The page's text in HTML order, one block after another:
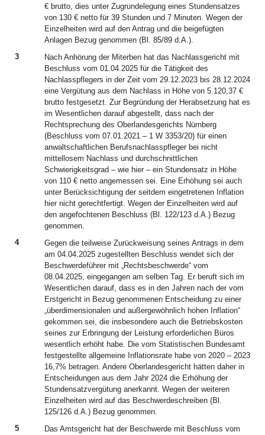
€ brutto, dies unter Zugrundelegung eines Stundensatzes
von 130 € netto für 39 Stunden und 7 Minuten. Wegen der
Einzelheiten wird auf den Antrag und die beigefügten
Anlagen Bezug genommen (Bl. 85/89 d.A.).
3
Nach Anhörung der Miterben hat das Nachlassgericht mit
Beschluss vom 01.04.2025 für die Tätigkeit des
Nachlasspflegers in der Zeit vom 29.12.2023 bis 28.12.2024
eine Vergütung aus dem Nachlass in Höhe von 5.120,37 €
brutto festgesetzt. Zur Begründung der Herabsetzung hat es
im Wesentlichen darauf abgestellt, dass nach der
Rechtsprechung des Oberlandesgerichts Nürnberg
(Beschluss vom 07.01.2021 – 1 W 3353/20) für einen
anwaltschaftlichen Berufsnachlasspfleger bei nicht
mittellosem Nachlass und durchschnittlichen
Schwierigkeitsgrad – wie hier – ein Stundensatz in Höhe
von 110 € netto angemessen sei. Eine Erhöhung sei auch
unter Berücksichtigung der seitdem eingetretenen Inflation
hier nicht gerechtfertigt. Wegen der Einzelheiten wird auf
den angefochtenen Beschluss (Bl. 122/123 d.A.) Bezug
genommen.
4
Gegen die teilweise Zurückweisung seines Antrags in dem
am 04.04.2025 zugestellten Beschluss wendet sich der
Beschwerdeführer mit „Rechtsbeschwerde“ vom
08.04.2025, eingegangen am selben Tag. Er beruft sich im
Wesentlichen darauf, dass es in den Jahren nach der vom
Erstgericht in Bezug genommenen Entscheidung zu einer
„überdimensionalen und außergewöhnlich hohen Inflation“
gekommen sei, die insbesondere auch die Betriebskosten
seines zur Erbringung der Leistung erforderlichen Büros
wesentlich erhöht habe. Die vom Statistischen Bundesamt
festgestellte allgemeine Inflationsrate habe von 2020 – 2023
16,7% betragen. Andere Oberlandesgericht hätten daher in
Entscheidungen aus dem Jahr 2024 die Erhöhung der
Stundensatzvergütung anerkannt. Wegen der weiteren
Einzelheiten wird auf das Beschwerdeschreiben (Bl.
125/126 d.A.) Bezug genommen.
5
Das Amtsgericht hat der Beschwerde mit Beschluss vom